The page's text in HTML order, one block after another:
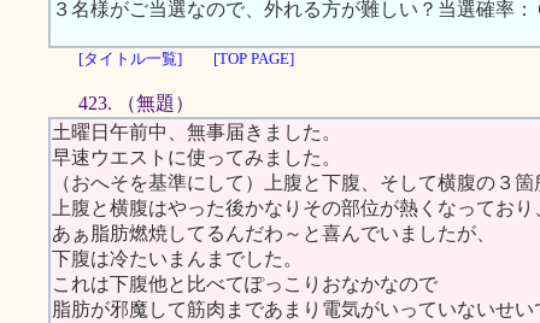
３名様がご当選なので、外れる方が難しい？当選確率
[タイトル一覧] [TOP PAGE]
423. （無題）
土曜日午前中、無事届きました。
早速ウエストに使ってみました。
（おへそを基準にして）上腹と下腹、そして横腹の３
上腹と横腹はやった後かなりその部位が熱くなっており
あぁ脂肪燃焼してるんだわ～と喜んでいましたが、
下腹は冷たいまんまでした。
これは下腹他と比べてぽっこりおなかなので
脂肪が邪魔して筋肉まであまり電気がいっていないせ